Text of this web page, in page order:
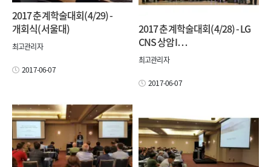
2017 춘계학술대회(4/29) -
개회식(서울대)
최고관리자
2017-06-07
2017 춘계학술대회(4/28) - LG
CNS 상암I…
최고관리자
2017-06-07